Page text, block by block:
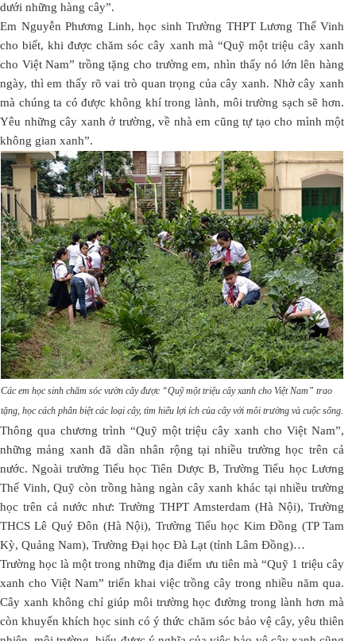
dưới những hàng cây”.
Em Nguyễn Phương Linh, học sinh Trường THPT Lương Thế Vinh
cho biết, khi được chăm sóc cây xanh mà “Quỹ một triệu cây xanh
cho Việt Nam” trồng tặng cho trường em, nhìn thấy nó lớn lên hàng
ngày, thì em thấy rõ vai trò quan trọng của cây xanh. Nhờ cây xanh
mà chúng ta có được không khí trong lành, môi trường sạch sẽ hơn.
Yêu những cây xanh ở trường, về nhà em cũng tự tạo cho mình một
không gian xanh”.
Các em học sinh chăm sóc vườn cây được “Quỹ một triệu cây xanh cho Việt Nam” trao
tặng, học cách phân biệt các loại cây, tìm hiểu lợi ích của cây với môi trường và cuộc sống.
Thông qua chương trình “Quỹ một triệu cây xanh cho Việt Nam”,
những mảng xanh đã dần nhân rộng tại nhiều trường học trên cả
nước. Ngoài trường Tiểu học Tiên Dược B, Trường Tiểu học Lương
Thế Vinh, Quỹ còn trồng hàng ngàn cây xanh khác tại nhiều trường
học trên cả nước như: Trường THPT Amsterdam (Hà Nội), Trường
THCS Lê Quý Đôn (Hà Nội), Trường Tiểu học Kim Đồng (TP Tam
Kỳ, Quảng Nam), Trường Đại học Đà Lạt (tỉnh Lâm Đồng)…
Trường học là một trong những địa điểm ưu tiên mà “Quỹ 1 triệu cây
xanh cho Việt Nam” triển khai việc trồng cây trong nhiều năm qua.
Cây xanh không chỉ giúp môi trường học đường trong lành hơn mà
còn khuyến khích học sinh có ý thức chăm sóc bảo vệ cây, yêu thiên